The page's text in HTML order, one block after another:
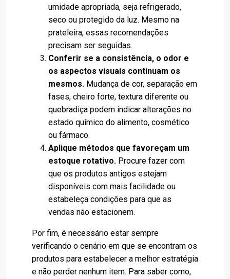
umidade apropriada, seja refrigerado,
seco ou protegido da luz. Mesmo na
prateleira, essas recomendações
precisam ser seguidas.
Conferir se a consistência, o odor e
os aspectos visuais continuam os
mesmos. Mudança de cor, separação em
fases, cheiro forte, textura diferente ou
quebradiça podem indicar alterações no
estado químico do alimento, cosmético
ou fármaco.
Aplique métodos que favoreçam um
estoque rotativo. Procure fazer com
que os produtos antigos estejam
disponíveis com mais facilidade ou
estabeleça condições para que as
vendas não estacionem.
Por fim, é necessário estar sempre
verificando o cenário em que se encontram os
produtos para estabelecer a melhor estratégia
e não perder nenhum item. Para saber como,